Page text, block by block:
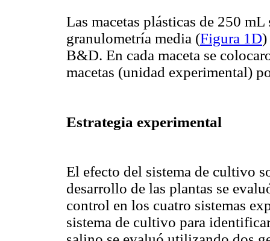
Las macetas plásticas de 250
granulometría media (Figura 1D)
B&D. En cada maceta se
macetas (unidad experimental)
Estrategia experimental
El efecto del sistema de cultivo
desarrollo de las plantas se
control en los cuatro sistemas
sistema de cultivo para